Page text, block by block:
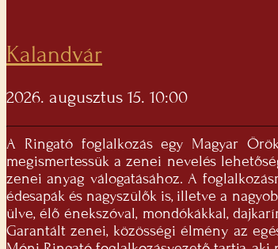
Kalandvár
2026. augusztus 15. 10:00
A Ringató foglalkozás egy Magyar
megismertessük a zenei nevelés
zenei anyag válogatásához. A
édesapák és nagyszülők is, illetve a
ülve, élő énekszóval, mondókákkal,
Garantált zenei, közösségi élmény az